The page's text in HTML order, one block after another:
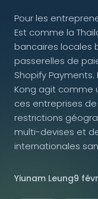
NOUS SUIVRE
Pour les
Est comme la
bancaires locales
passerelles de
Shopify
Kong agit comme
ces entreprises
restrictions
multi-devises et
internationales
Yiunam Leung9